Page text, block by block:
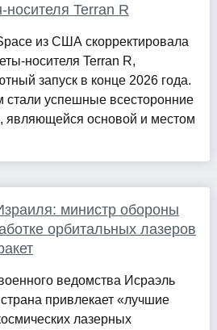
носителя Terran R
из США скорректировала
носителя Terran R,
запуск в конце 2026 года.
успешные всесторонние
являющейся основой и местом
министр обороны
орбитальных лазеров
ведомства Исраэль
привлекает «лучшие
лазерных